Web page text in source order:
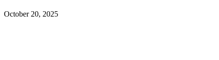
October 20, 2025